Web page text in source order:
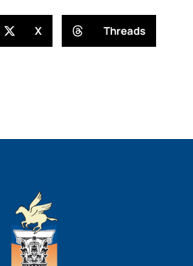
X Threads